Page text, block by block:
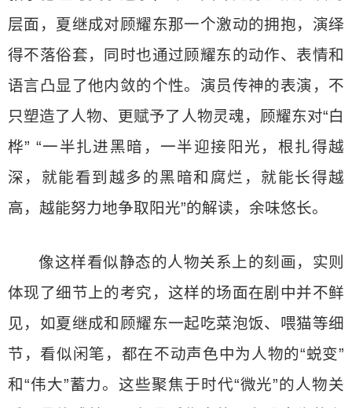
层面，夏继成对顾耀东那一个激动的拥抱，演绎
得不落俗套，同时也通过顾耀东的动作、表情和
语言凸显了他内敛的个性。演员传神的表演，不
只塑造了人物、更赋予了人物灵魂，顾耀东对“白
桦” “一半扎进黑暗，一半迎接阳光，根扎得越
深，就能看到越多的黑暗和腐烂，就能长得越
高，越能努力地争取阳光”的解读，余味悠长。
像这样看似静态的人物关系上的刻画，实则
体现了细节上的考究，这样的场面在剧中并不鲜
见，如夏继成和顾耀东一起吃菜泡饭、喂猫等细
节，看似闲笔，都在不动声色中为人物的“蜕变”
和“伟大”蓄力。这些聚焦于时代“微光”的人物关